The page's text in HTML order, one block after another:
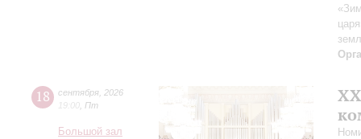
18 сентября 2026
19:00 Пт
Большой зал